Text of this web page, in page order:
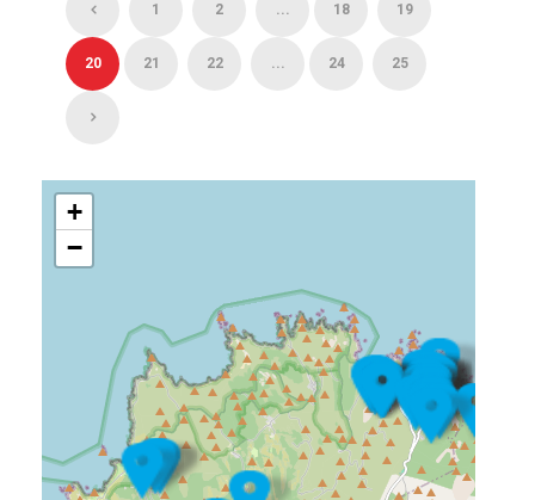
1 2 ... 18 19
20 21 22 ... 24 25
+
−